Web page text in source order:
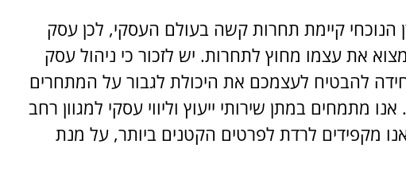
הנוכחי קיימת תחרות קשה בעולם העסקי, לכן עסק
את עצמו מחוץ לתחרות. יש לזכור כי ניהול עסק
להבטיח לעצמכם את היכולת לגבור על המתחרים
מתמחים במתן שירותי ייעוץ וליווי עסקי למגוון רחב
מקפידים לרדת לפרטים הקטנים ביותר, על מנת